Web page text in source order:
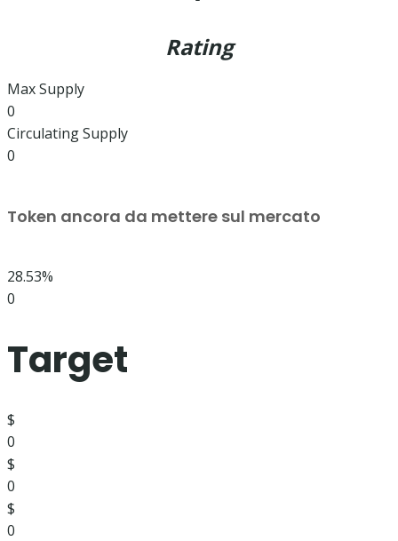
Rating
Max Supply
0
Circulating Supply
0
Token ancora da mettere sul mercato
28.53%
0
Target
$
0
$
0
$
0